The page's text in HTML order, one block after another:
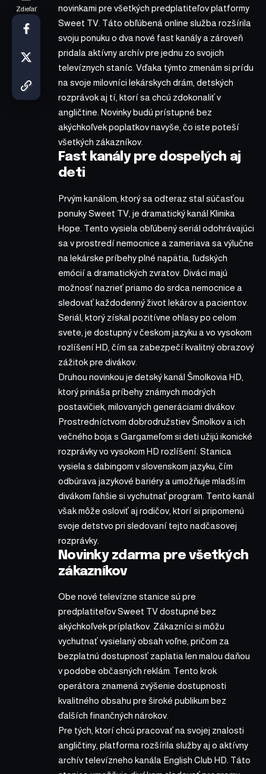
Zdieľať
novinkami pre všetkých predplatiteľov platformy
Sweet TV. Táto obľúbená online služba rozšírila
svoju ponuku o dva nové fast kanály a zároveň
pridala aktívny archív pre jednu zo svojich
televíznych staníc. Vďaka týmto zmenám si prídu
na svoje milovníci lekárskych drám, detských
rozprávok aj tí, ktorí sa chcú zdokonaliť v
angličtine. Novinky budú prístupné bez
akýchkoľvek poplatkov navyše, čo iste poteší
všetkých zákazníkov.
Fast kanály pre dospelých aj
deti
Prvým kanálom, ktorý sa odteraz stal súčasťou
ponuky Sweet TV, je dramatický kanál Klinika
Hope. Tento vysiela obľúbený seriál odohrávajúci
sa v prostredí nemocnice a zameriava sa výlučne
na lekárske príbehy plné napätia, ľudských
emócií a dramatických zvratov. Diváci majú
možnosť nazrieť priamo do srdca nemocnice a
sledovať každodenný život lekárov a pacientov.
Seriál, ktorý získal pozitívne ohlasy po celom
svete, je dostupný v českom jazyku a vo vysokom
rozlíšení HD, čím sa zabezpečí kvalitný obrazový
zážitok pre divákov.
Druhou novinkou je detský kanál Šmolkovia HD,
ktorý prináša príbehy známych modrých
postavičiek, milovaných generáciami divákov.
Prostredníctvom dobrodružstiev Šmolkov a ich
večného boja s Gargameľom si deti užijú ikonické
rozprávky vo vysokom HD rozlíšení. Stanica
vysiela s dabingom v slovenskom jazyku, čím
odbúrava jazykové bariéry a umožňuje mladším
divákom ľahšie si vychutnať program. Tento kanál
však môže osloviť aj rodičov, ktorí si pripomenú
svoje detstvo pri sledovaní tejto nadčasovej
rozprávky.
Novinky zdarma pre všetkých
zákazníkov
Obe nové televízne stanice sú pre
predplatiteľov Sweet TV dostupné bez
akýchkoľvek príplatkov. Zákazníci si môžu
vychutnať vysielaný obsah voľne, pričom za
bezplatnú dostupnosť zaplatia len malou daňou
v podobe občasných reklám. Tento krok
operátora znamená zvýšenie dostupnosti
kvalitného obsahu pre široké publikum bez
ďalších finančných nárokov.
Pre tých, ktorí chcú pracovať na svojej znalosti
angličtiny, platforma rozšírila služby aj o aktívny
archív televízneho kanála English Club HD. Táto